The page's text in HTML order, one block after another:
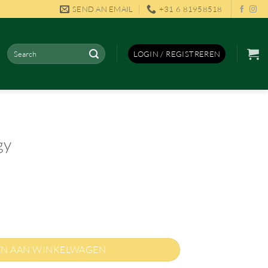
SEND AN EMAIL +31 6 81958518
Zoeken
naar:
LOGIN / REGISTREREN
AAN WINKELWAGEN